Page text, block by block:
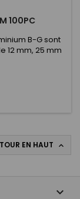
100PC
B-G sont
12 mm, 25 mm
1000. Dotés
résistant, ces
retirés du
quelle zone
EN HAUT 
